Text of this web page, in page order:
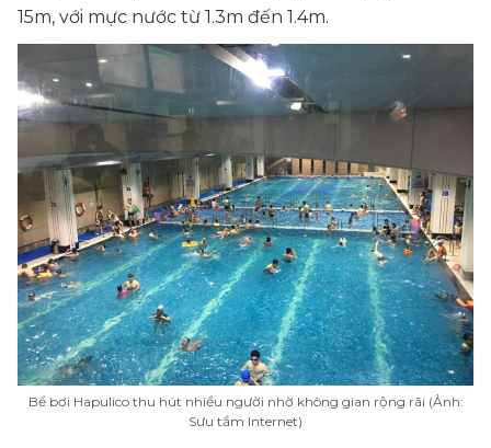
15m, với mực nước từ 1.3m đến 1.4m.
Bể bơi Hapulico thu hút nhiều người nhờ không gian rộng rãi (Ảnh:
Sưu tầm Internet)